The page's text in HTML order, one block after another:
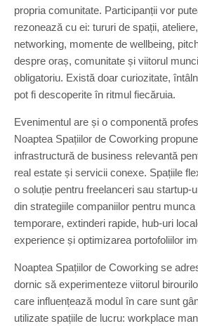
propria comunitate. Participanții vor
rezonează cu ei: tururi de spații,
networking, momente de wellbeing,
despre oraș, comunitate și viitorul
obligatoriu. Există doar curiozitate,
pot fi descoperite în ritmul fiecăruia.
Evenimentul are și o componentă
Noaptea Spațiilor de Coworking
infrastructură de business relevantă
real estate și servicii conexe. Spațiile
o soluție pentru freelanceri sau startup-
din strategiile companiilor pentru
temporare, extinderi rapide, hub-uri
experience și optimizarea portofoliilor
Noaptea Spațiilor de Coworking se
dornic să experimenteze viitorul
care influențează modul în care sunt
utilizate spațiile de lucru: workplace